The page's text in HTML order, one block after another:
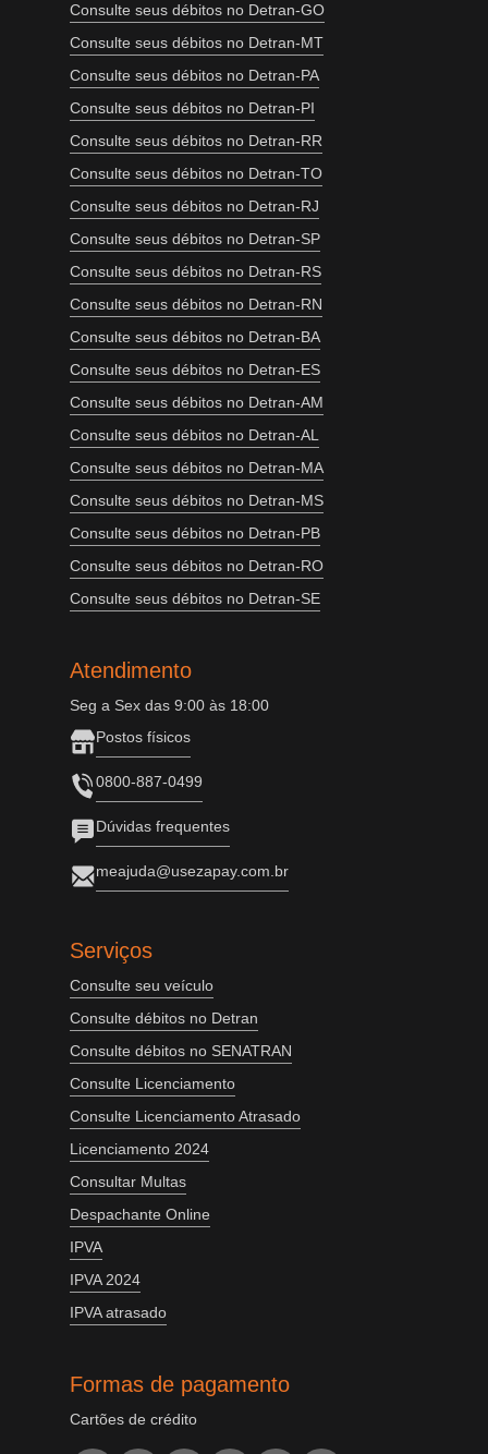
Consulte seus débitos no Detran-GO
Consulte seus débitos no Detran-MT
Consulte seus débitos no Detran-PA
Consulte seus débitos no Detran-PI
Consulte seus débitos no Detran-RR
Consulte seus débitos no Detran-TO
Consulte seus débitos no Detran-RJ
Consulte seus débitos no Detran-SP
Consulte seus débitos no Detran-RS
Consulte seus débitos no Detran-RN
Consulte seus débitos no Detran-BA
Consulte seus débitos no Detran-ES
Consulte seus débitos no Detran-AM
Consulte seus débitos no Detran-AL
Consulte seus débitos no Detran-MA
Consulte seus débitos no Detran-MS
Consulte seus débitos no Detran-PB
Consulte seus débitos no Detran-RO
Consulte seus débitos no Detran-SE
Atendimento
Seg a Sex das 9:00 às 18:00
Postos físicos
0800-887-0499
Dúvidas frequentes
meajuda@usezapay.com.br
Serviços
Consulte seu veículo
Consulte débitos no Detran
Consulte débitos no SENATRAN
Consulte Licenciamento
Consulte Licenciamento Atrasado
Licenciamento 2024
Consultar Multas
Despachante Online
IPVA
IPVA 2024
IPVA atrasado
Formas de pagamento
Cartões de crédito